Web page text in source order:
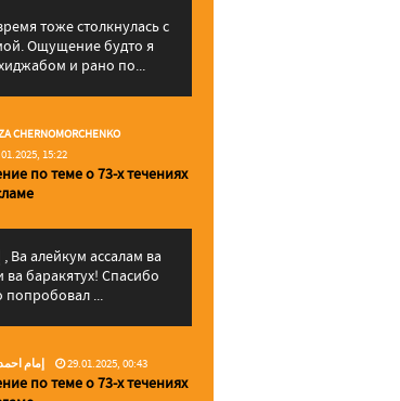
тоже столкнулась с
Ощущение будто я
и рано по...
CHERNOMORCHENKO
15:22
по теме о 73-х течениях
ва баракятух! Спасибо
попробовал ...
إمام 29.01.2025, 00:43
по теме о 73-х течениях